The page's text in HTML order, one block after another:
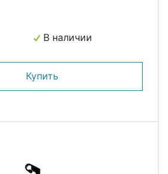
В наличии
Купить